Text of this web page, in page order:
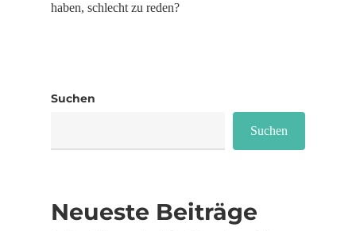
haben, schlecht zu reden?
Suchen
Suchen
Neueste Beiträge